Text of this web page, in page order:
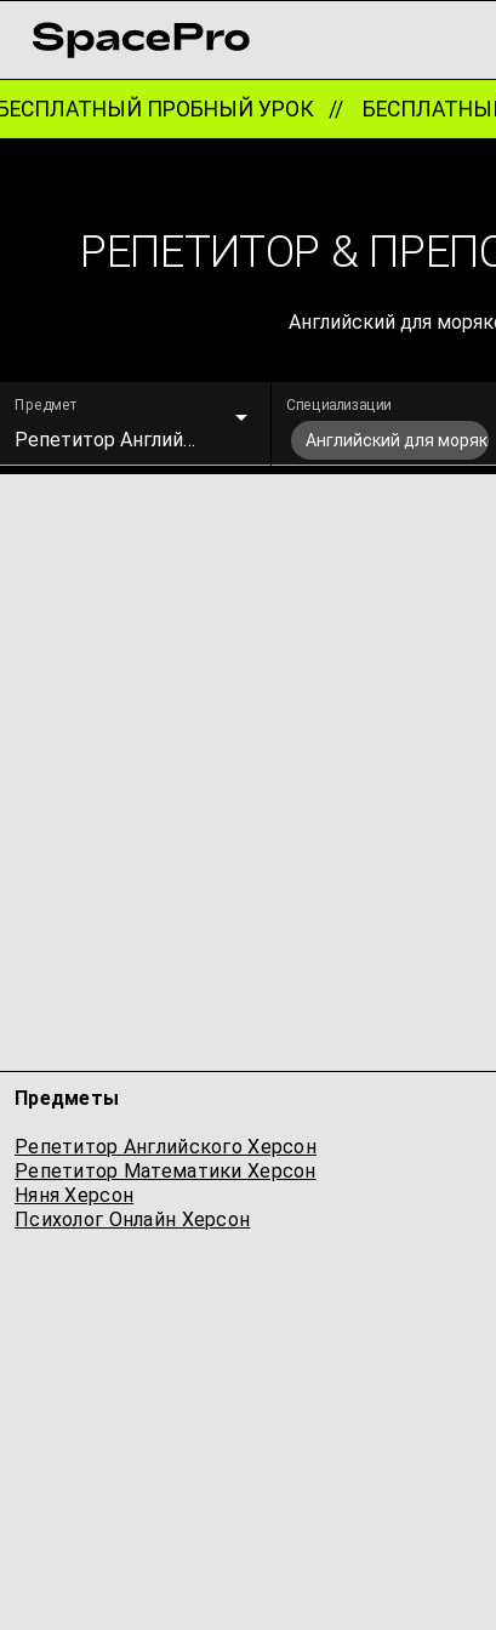
ПРОБНЫЙ УРОК //
РЕПЕТИТОР &
Английский для
Предмет
Репетитор Английского
Специализации
Английский для моряков
Предметы
Репетитор Английского Херсон
Репетитор Математики Херсон
Няня Херсон
Психолог Онлайн Херсон